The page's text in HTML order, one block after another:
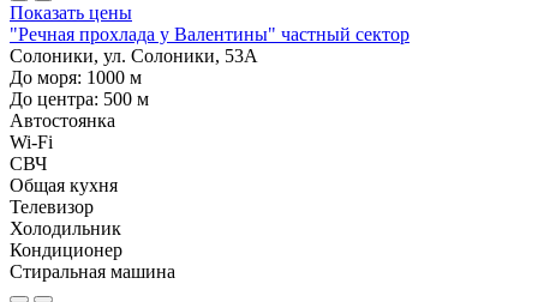
Показать цены
"Речная прохлада у Валентины" частный сектор
Солоники, ул. Солоники, 53А
До моря: 1000 м
До центра: 500 м
Автостоянка
Wi-Fi
СВЧ
Общая кухня
Телевизор
Холодильник
Кондиционер
Стиральная машина